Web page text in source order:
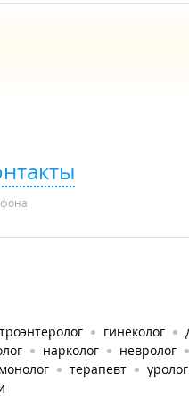
гинеколог
нарколог невролог
терапевт уролог